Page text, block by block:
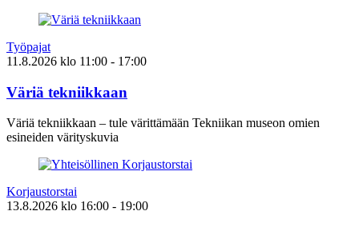
Työpajat
11.8.2026 klo 11:00 - 17:00
Väriä tekniikkaan
Väriä tekniikkaan – tule värittämään Tekniikan museon omien
esineiden värityskuvia
Korjaustorstai
13.8.2026 klo 16:00 - 19:00